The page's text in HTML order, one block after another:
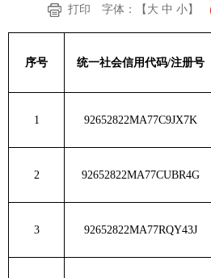
打印
字体：【 大 中 小】
序号 统一社会信用代码/注册号
1 92652822MA77C9JX7K
2 92652822MA77CUBR4G
3 92652822MA77RQY43J